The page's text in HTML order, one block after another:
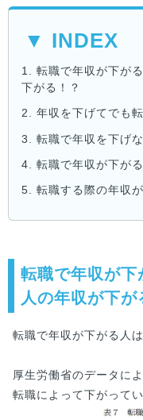
▼ INDEX
1.
転職で年収が下が
下がる！？
2. 年収を下げてでも
3. 転職で年収を下げ
4. 転職で年収が下が
5. 転職する際の年収
転職で年収が下
人の年収が下が
転職で年収が下がる人
厚生労働省のデータに
転職によって下がってい